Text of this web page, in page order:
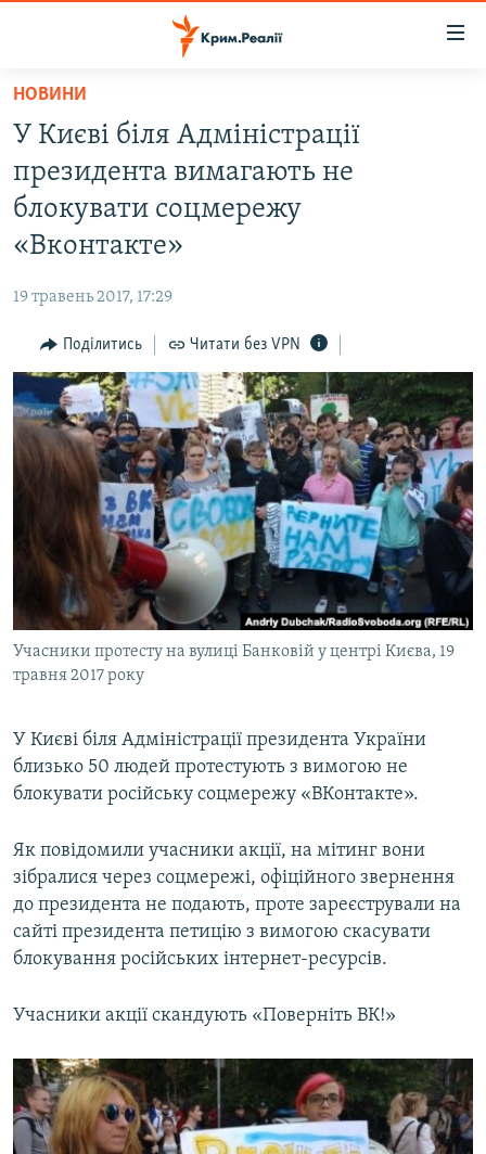
Перейти
основного
матеріалу
Перейти
до
основної
Перейти
пошуку
ВІДЕО ТА ФОТО
ПОЛІТИКА
ПОГЛЯД
ІНТЕРВ'Ю
ВСЕ ЗА ДЕНЬ
СПЕЦПРОЕКТИ
ДЕПОРТАЦІЯ
ВІДЕОУРОКИ «ELIFBE»
СВІДЧЕННЯ ОКУПАЦІЇ
УКРАЇНСЬКА ПРОБЛЕМА КРИМУ
ІНФОГРАФІКА
ЯК ОБІЙТИ БЛОКУВАННЯ
Русский
Qırımtatar
ДОЛУЧАЙСЯ!
НОВИНИ
У Києві біля Адміністрації
президента вимагають не
блокувати соцмережу
«Вконтакте»
19 травень 2017, 17:29
Поділитись Читати без VPN
Учасники протесту на вулиці Банковій у центрі Києва, 19
травня 2017 року
У Києві біля Адміністрації президента України
близько 50 людей протестують з вимогою не
блокувати російську соцмережу «ВКонтакте».
Як повідомили учасники акції, на мітинг вони
зібралися через соцмережі, офіційного звернення
до президента не подають, проте зареєстрували на
сайті президента петицію з вимогою скасувати
блокування російських інтернет-ресурсів.
Учасники акції скандують «Поверніть ВК!»